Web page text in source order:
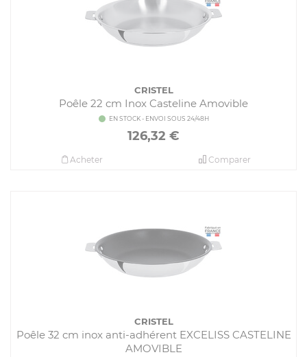
CRISTEL
Poêle 22 cm Inox Casteline Amovible
EN STOCK - ENVOI SOUS 24/48H
126,32 €
Comparer
Acheter
CRISTEL
Poêle 32 cm inox anti-adhérent EXCELISS CASTELINE
AMOVIBLE